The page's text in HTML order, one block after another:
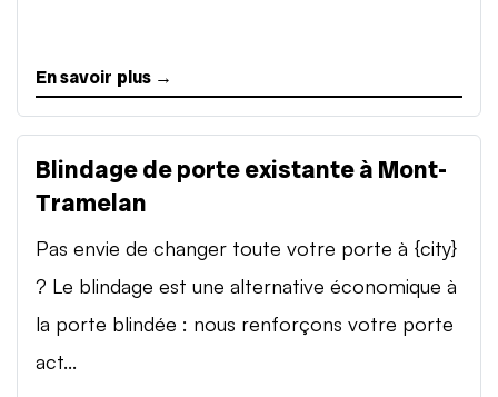
En savoir plus →
Blindage de porte existante à Mont-
Tramelan
Pas envie de changer toute votre porte à {city}
? Le blindage est une alternative économique à
la porte blindée : nous renforçons votre porte
act...